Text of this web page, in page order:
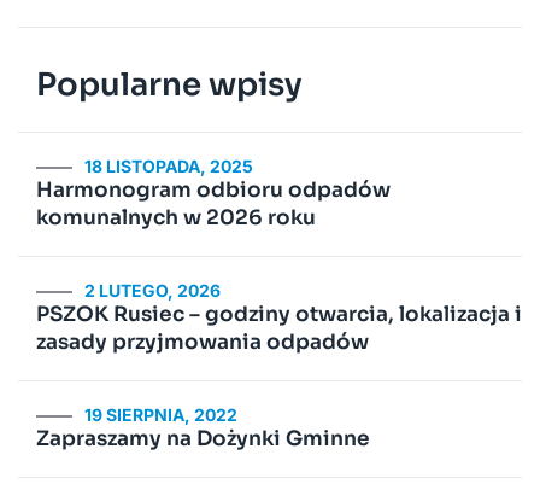
Popularne wpisy
18 LISTOPADA, 2025
Harmonogram odbioru odpadów
komunalnych w 2026 roku
2 LUTEGO, 2026
PSZOK Rusiec – godziny otwarcia, lokalizacja i
zasady przyjmowania odpadów
19 SIERPNIA, 2022
Zapraszamy na Dożynki Gminne